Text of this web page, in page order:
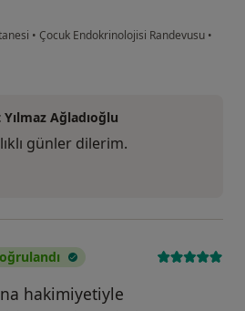
• Çocuk Endokrinolojisi Randevusu •
Ağladıoğlu
günler dilerim.
hakimiyetiyle